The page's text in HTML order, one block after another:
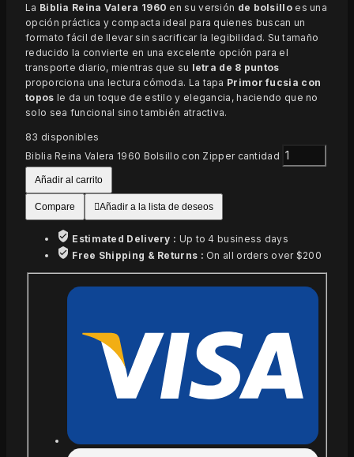
La Biblia Reina Valera 1960 en su versión de bolsilloes una
opción práctica y compacta ideal para quienes buscan un
formato fácil de llevar sin sacrificar la legibilidad. Su tamaño
reducido la convierte en una excelente opción para el
transporte diario, mientras que su letra de 8 puntos
proporciona una lectura cómoda. La tapa Primor fucsia con
topos le da un toque de estilo y elegancia, haciendo que no
solo sea funcional sino también atractiva.
83 disponibles
Biblia Reina Valera 1960 Bolsillo con Zipper cantidad
Añadir al carrito
Compare Añadir a la lista de deseos
Estimated Delivery : Up to 4 business days
Free Shipping & Returns : On all orders over $200